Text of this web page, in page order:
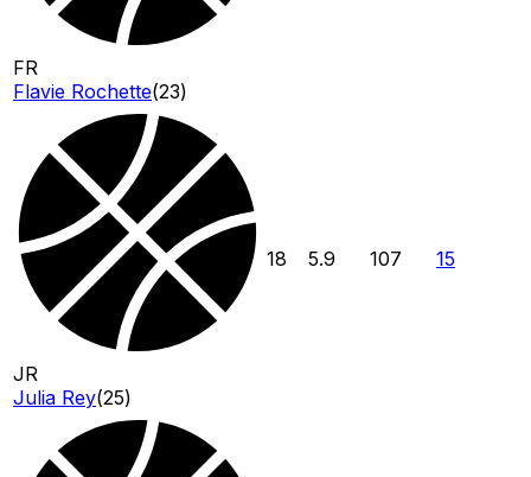
FR
Flavie Rochette(23)
JR
Julia Rey(25)
18 5.9 107 15